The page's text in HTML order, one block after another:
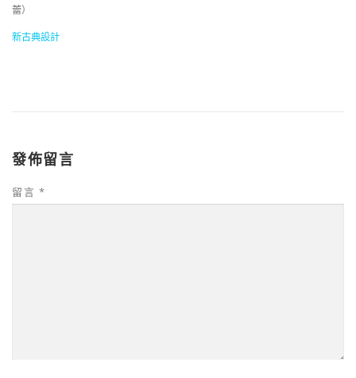
蕾）
新古典設計
發佈留言
留言 *